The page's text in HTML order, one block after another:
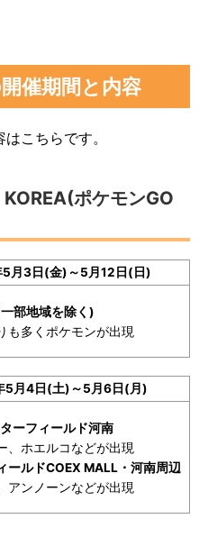
催期間と内容
こちらです。
ポケモンGO
月3日(金)～5月12日(日)
部地域を除く)
も多くポケモンが出現
5月4日(土)～5月6日(月)
ーフィールド河南
、ホエルコなどが出現
ールドCOEX MALL・河南周辺
アンノーンなどが出現